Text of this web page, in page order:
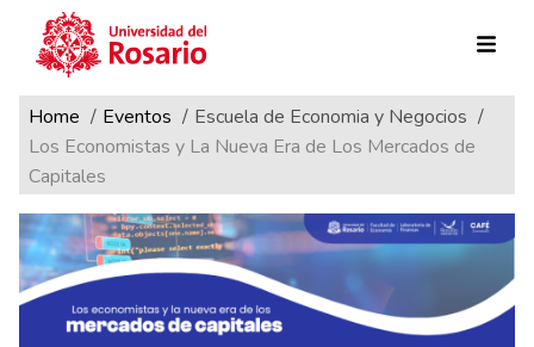
Pasar al contenido principal
Ruta de navegación
Home Eventos
Escuela de Economia y Negocios
Los Economistas y La Nueva Era de Los Mercados de
Capitales